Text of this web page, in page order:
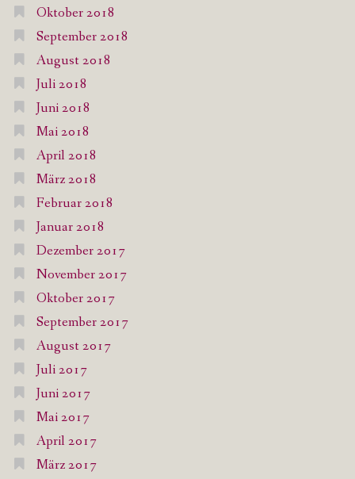
Oktober 2018
September 2018
August 2018
Juli 2018
Juni 2018
Mai 2018
April 2018
März 2018
Februar 2018
Januar 2018
Dezember 2017
November 2017
Oktober 2017
September 2017
August 2017
Juli 2017
Juni 2017
Mai 2017
April 2017
März 2017